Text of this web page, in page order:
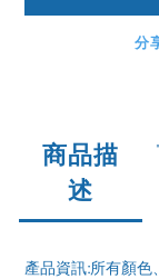
分
商品描
述
產品資訊:所有顏